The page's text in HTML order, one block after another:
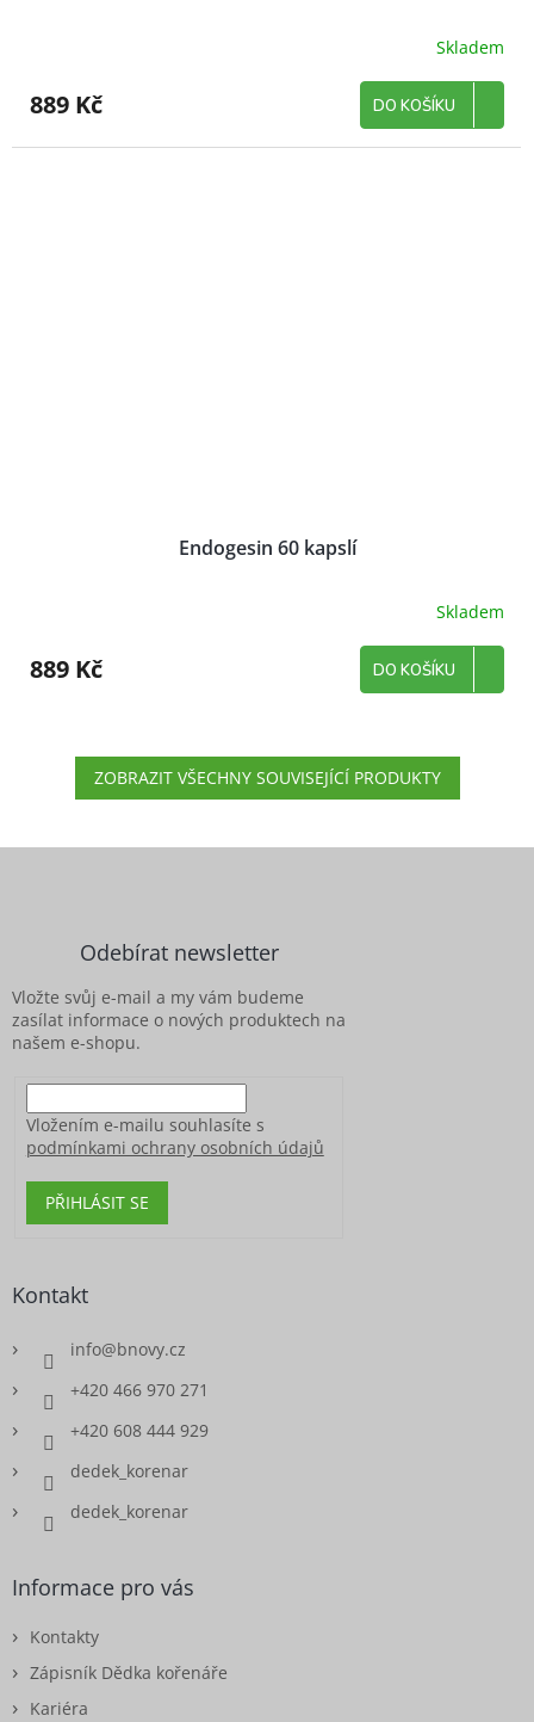
Skladem
889 Kč DO KOŠÍKU
Endogesin 60 kapslí
Skladem
889 Kč DO KOŠÍKU
ZOBRAZIT VŠECHNY SOUVISEJÍCÍ PRODUKTY
Odebírat newsletter
Vložte svůj e-mail a my vám budeme
zasílat informace o nových produktech na
našem e-shopu.
Vložením e-mailu souhlasíte s
podmínkami ochrany osobních údajů
PŘIHLÁSIT SE
Kontakt
info@bnovy.cz
+420 466 970 271
+420 608 444 929
dedek_korenar
dedek_korenar
Informace pro vás
Kontakty
Zápisník Dědka kořenáře
Kariéra